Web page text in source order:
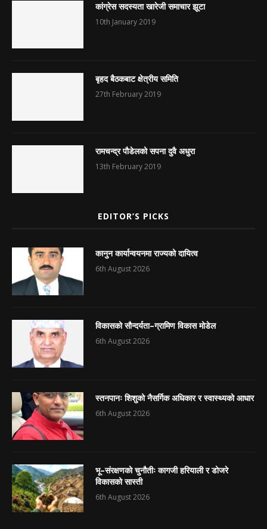
कांग्रेस सदस्यता खारेजी समाचार झूटा
10th January 2019
बृहद बैठकबाट क्षेत्रीय समिति
27th February 2019
रामचन्द्र पौडेलको सपना दुवै अधुरा
13th February 2019
EDITOR’S PICKS
कानुन कार्यान्वयनमा राज्यको दायित्व
6th August 2026
विकासको सौन्दर्यता–ग्रामिण विकास मोडेल
6th August 2026
स्तनपानः शिशुको नैसर्गिक अधिकार र स्वास्थ्यको आधार
6th August 2026
भू–संरक्षणको चुनौतीः कागजी हरियाली र डोजरे
विकासको सास्ती
6th August 2026